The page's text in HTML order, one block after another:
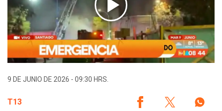
9 DE JUNIO DE 2026 - 09:30 HRS.
T13